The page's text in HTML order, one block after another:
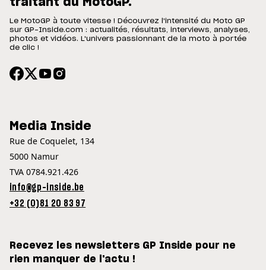
traitant du MotoGP.
Le MotoGP à toute vitesse ! Découvrez l'intensité du Moto GP
sur GP-Inside.com : actualités, résultats, interviews, analyses,
photos et vidéos. L'univers passionnant de la moto à portée
de clic !
Media Inside
Rue de Coquelet, 134
5000 Namur
TVA 0784.921.426
info@gp-inside.be
+32 (0)81 20 83 97
Recevez les newsletters GP Inside pour ne
rien manquer de l'actu !